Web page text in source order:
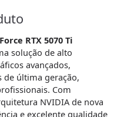
RTX 5070 Ti
solução de alto
avançados,
de última geração,
Com
NVIDIA de nova
e excelente qualidade